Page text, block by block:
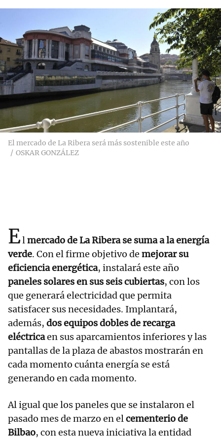
El mercado de La Ribera será más sostenible este año
OSKAR GONZÁLEZ
Elmercado de La Ribera se suma a la energía
verde. Con el firme objetivo de mejorar su
eficiencia energética, instalará este año
paneles solares en sus seis cubiertas, con los
que generará electricidad que permita
satisfacer sus necesidades. Implantará,
además, dos equipos dobles de recarga
eléctricaen sus aparcamientos inferiores y las
pantallas de la plaza de abastos mostrarán en
cada momento cuánta energía se está
generando en cada momento.
Al igual que los paneles que se instalaron el
pasado mes de marzo en elcementerio de
Bilbao, con esta nueva iniciativa la entidad